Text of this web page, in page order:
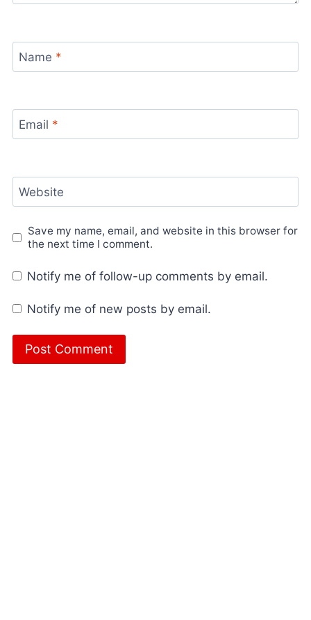
Name *
Email *
Website
Save my name, email, and website in this browser for
the next time I comment.
Notify me of follow-up comments by email.
Notify me of new posts by email.